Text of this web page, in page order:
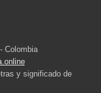
Colombia
y significado de